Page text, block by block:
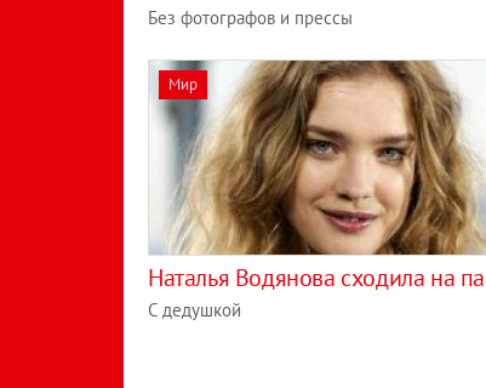
Без фотографов и прессы
Мир
Наталья Водянова сходила на
С дедушкой